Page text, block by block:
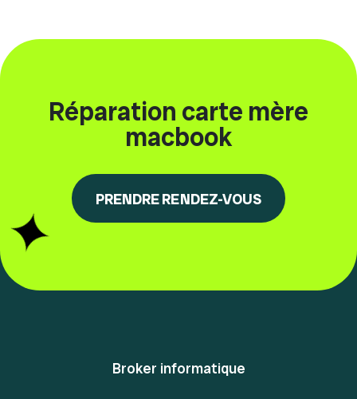
Réparation carte mère
macbook
PRENDRE RENDEZ-VOUS
Broker informatique